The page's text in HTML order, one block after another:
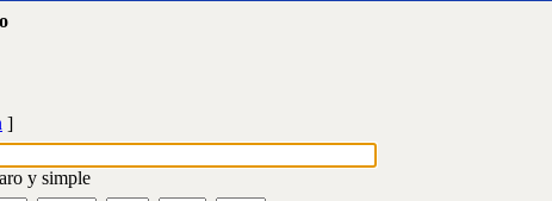
]
y simple